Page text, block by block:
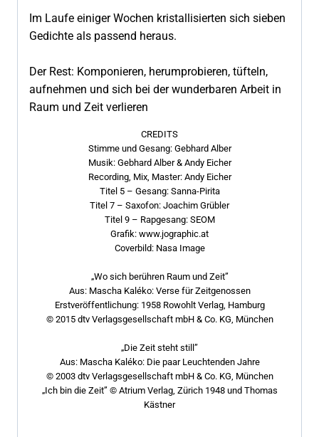
Im Laufe einiger Wochen kristallisierten sich sieben
Gedichte als passend heraus.
Der Rest: Komponieren, herumprobieren, tüfteln,
aufnehmen und sich bei der wunderbaren Arbeit in
Raum und Zeit verlieren
CREDITS
Stimme und Gesang: Gebhard Alber
Musik: Gebhard Alber & Andy Eicher
Recording, Mix, Master: Andy Eicher
Titel 5 – Gesang: Sanna-Pirita
Titel 7 – Saxofon: Joachim Grübler
Titel 9 – Rapgesang: SEOM
Grafik: www.jographic.at
Coverbild: Nasa Image
„Wo sich berühren Raum und Zeit”
Aus: Mascha Kaléko: Verse für Zeitgenossen
Erstveröffentlichung: 1958 Rowohlt Verlag, Hamburg
© 2015 dtv Verlagsgesellschaft mbH & Co. KG, München
„Die Zeit steht still”
Aus: Mascha Kaléko: Die paar Leuchtenden Jahre
© 2003 dtv Verlagsgesellschaft mbH & Co. KG, München
„Ich bin die Zeit” © Atrium Verlag, Zürich 1948 und Thomas
Kästner